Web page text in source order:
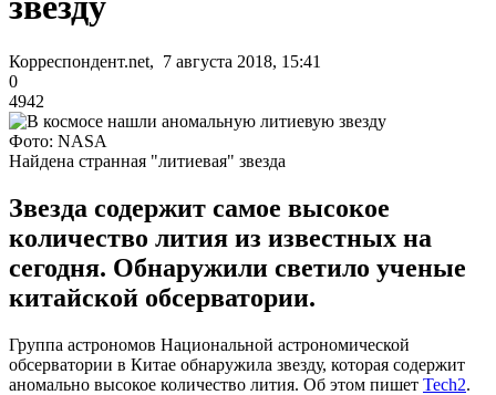
Корреспондент.net, 7 августа 2018, 15:41
0
4942
Фото: NASA
Найдена странная "литиевая" звезда
Звезда содержит самое высокое
количество лития из известных на
сегодня. Обнаружили светило ученые
китайской обсерватории.
Группа астрономов Национальной астрономической
обсерватории в Китае обнаружила звезду, которая содержит
аномально высокое количество лития. Об этом пишет Tech2.